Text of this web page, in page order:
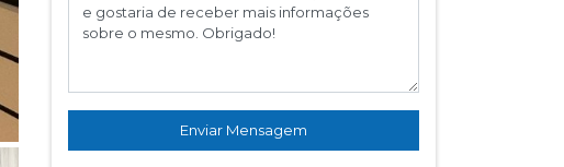
Enviar Mensagem